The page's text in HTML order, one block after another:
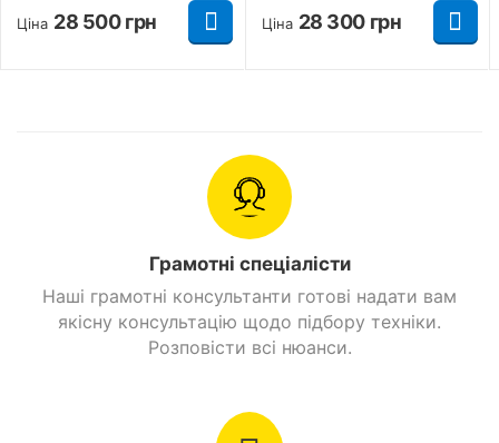
Заслуговує на увагу і відмінна комплектація
бюджетного скутера Motoleader ML150 Storm.
Ціна 28 500 грн Ціна 28 300 грн
Грамотні спеціалісти
Наші грамотні консультанти готові надати вам
якісну консультацію щодо підбору техніки.
Розповісти всі нюанси.